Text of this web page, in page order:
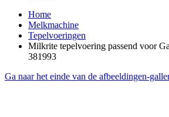
Home
Melkmachine
Tepelvoeringen
Milkrite tepelvoering passend voor
381993
Ga naar het einde van de afbeeldingen-